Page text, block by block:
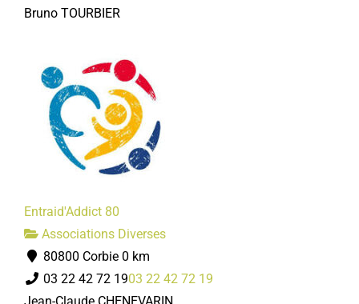
Bruno TOURBIER
Entraid'Addict 80
Associations Diverses
80800 Corbie 0 km
03 22 42 72 1903 22 42 72 19